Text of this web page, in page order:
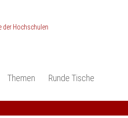
Themen
Studieneingangsphase
Runde Tische
Anerkennung